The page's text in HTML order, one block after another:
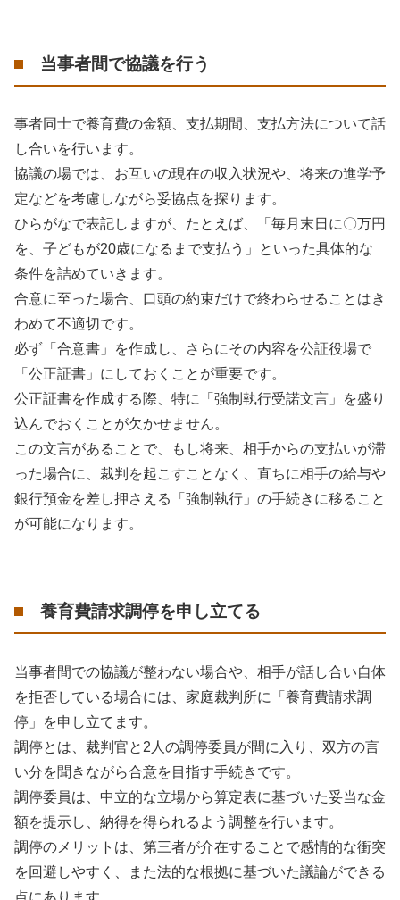
当事者間で協議を行う
事者同士で養育費の金額、支払期間、支払方法について話
し合いを行います。
協議の場では、お互いの現在の収入状況や、将来の進学予
定などを考慮しながら妥協点を探ります。
ひらがなで表記しますが、たとえば、「毎月末日に〇万円
を、子どもが20歳になるまで支払う」といった具体的な
条件を詰めていきます。
合意に至った場合、口頭の約束だけで終わらせることはき
わめて不適切です。
必ず「合意書」を作成し、さらにその内容を公証役場で
「公正証書」にしておくことが重要です。
公正証書を作成する際、特に「強制執行受諾文言」を盛り
込んでおくことが欠かせません。
この文言があることで、もし将来、相手からの支払いが滞
った場合に、裁判を起こすことなく、直ちに相手の給与や
銀行預金を差し押さえる「強制執行」の手続きに移ること
が可能になります。
養育費請求調停を申し立てる
当事者間での協議が整わない場合や、相手が話し合い自体
を拒否している場合には、家庭裁判所に「養育費請求調
停」を申し立てます。
調停とは、裁判官と2人の調停委員が間に入り、双方の言
い分を聞きながら合意を目指す手続きです。
調停委員は、中立的な立場から算定表に基づいた妥当な金
額を提示し、納得を得られるよう調整を行います。
調停のメリットは、第三者が介在することで感情的な衝突
を回避しやすく、また法的な根拠に基づいた議論ができる
点にあります。